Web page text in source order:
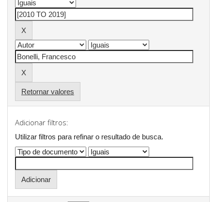
Retornar valores
Adicionar filtros:
Utilizar filtros para refinar o resultado de busca.